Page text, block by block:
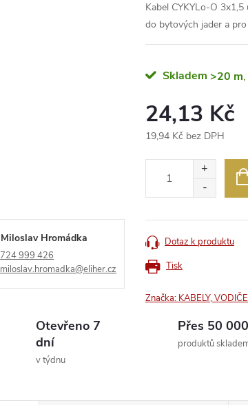
Miloslav Hromádka
724 999 426
miloslav.hromadka@eliher.cz
Kabel CYKYLo-O
do bytových jader a
Skladem >20 m
24,13 Kč
19,94 Kč bez DPH
Tisk
Dotaz k produktu
Značka: KABELY,
Otevřeno 7
dní
v týdnu
Přes 50 000
produktů